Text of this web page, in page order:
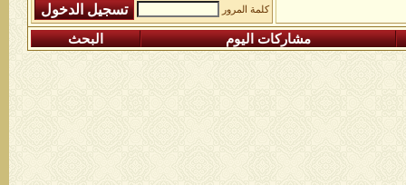
كلمة المرور
مشاركات اليوم البحث